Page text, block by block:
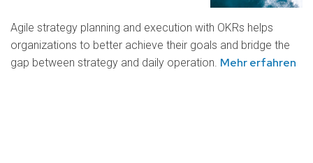
Agile strategy planning and execution with OKRs helps
organizations to better achieve their goals and bridge the
gap between strategy and daily operation. Mehr erfahren